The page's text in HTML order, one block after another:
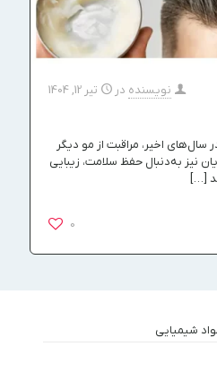
نویسنده در
تیر 12, 1404
اخیر، مراقبت از مو دیگر
نیز به‌دنبال حفظ سلامت، زیبایی
[…]
0
شیمیایی